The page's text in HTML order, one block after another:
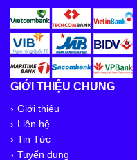
GIỚI THIỆU CHUNG
Giới thiệu
Liên hệ
Tin Tức
Tuyển dụng